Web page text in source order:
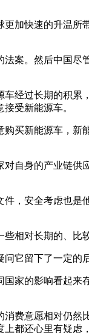
加快速的升温
案。然后中国
经过长期的积
受新能源车。
买新能源车，
自身的产业链
，安全考虑也
相对长期的、比
它留下了一定的
家的影响看起
费意愿相对仍
都还心里有疑